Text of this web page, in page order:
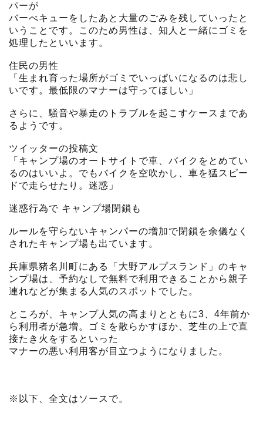
パーが
バーべキューをしたあと大量のごみを残していったと
いうことです。このため男性は、知人と一緒にゴミを
処理したといいます。
住民の男性
「生まれ育った場所がゴミでいっぱいになるのは悲し
いです。最低限のマナーは守ってほしい」
さらに、騒音や暴走のトラブルを起こすケースまであ
るようです。
ツイッターの投稿文
「キャンプ場のオートサイトで車、バイクをとめてい
るのはいいよ。でもバイクを空吹かし、車を猛スピー
ドで走らせたり。迷惑」
迷惑行為で キャンプ場閉鎖も
ルールを守らないキャンパーの増加で閉鎖を余儀なく
されたキャンプ場も出ています。
兵庫県猪名川町にある「大野アルプスランド」のキャ
ンプ場は、予約なしで無料で利用できることから親子
連れなどが集まる人気のスポットでした。
ところが、キャンプ人気の高まりとともに3、4年前か
ら利用者が急増。ゴミを散らかすほか、芝生の上で直
接たき火をするといった
マナーの悪い利用客が目立つようになりました。
※以下、全文はソースで。